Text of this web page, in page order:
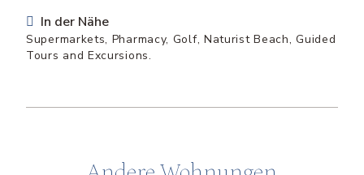
In der Nähe
Supermarkets, Pharmacy, Golf, Naturist Beach, Guided
Tours and Excursions.